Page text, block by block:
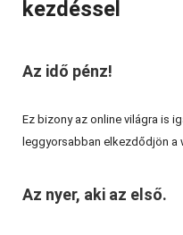
kezdéssel
Az idő pénz!
Ez bizony az online világra is
leggyorsabban elkezdődjön a
Az nyer, aki az első.